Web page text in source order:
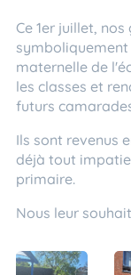
Ce 1er juillet,
maternelle de
les classes et
futurs
Ils sont revenus
déjà tout
primaire.
Nous leur